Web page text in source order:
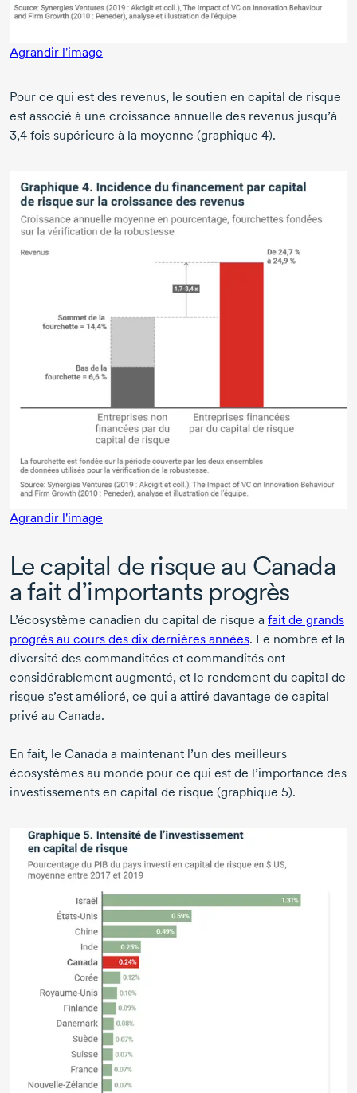
Agrandir l'image
Pour ce qui est des revenus, le soutien en capital de risque
est associé à une croissance annuelle des revenus jusqu’à
3,4 fois supérieure à la moyenne (graphique 4).
Agrandir l'image
Le capital de risque au Canada
a fait d’importants progrès
L’écosystème canadien du capital de risque a fait de grands
progrès au cours des dix dernières années. Le nombre et la
diversité des commanditées et commandités ont
considérablement augmenté, et le rendement du capital de
risque s’est amélioré, ce qui a attiré davantage de capital
privé au Canada.
En fait, le Canada a maintenant l’un des meilleurs
écosystèmes au monde pour ce qui est de l’importance des
investissements en capital de risque (graphique 5).